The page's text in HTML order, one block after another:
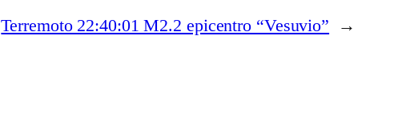
Terremoto 22:40:01 M2.2 epicentro “Vesuvio” →